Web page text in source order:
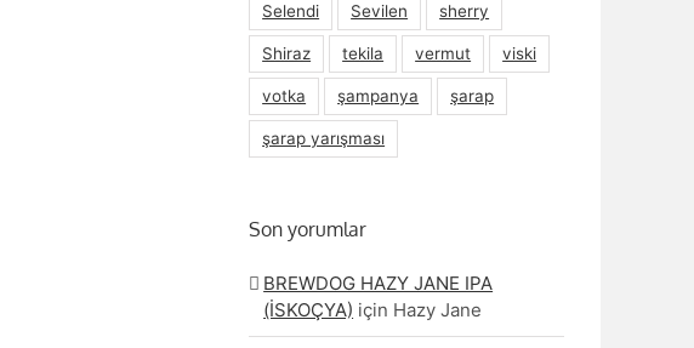
Selendi Sevilen sherry
Shiraz tekila vermut viski
votka şampanya şarap
şarap yarışması
Son yorumlar
BREWDOG HAZY JANE IPA
(İSKOÇYA) için Hazy Jane